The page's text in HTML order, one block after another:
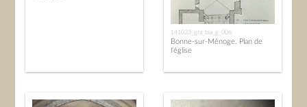
141023_gra_bia_g_006
Bonne-sur-Ménoge. Plan de
l'église